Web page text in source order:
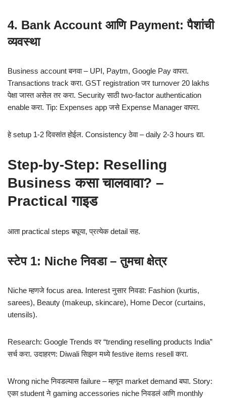
4. Bank Account आणि Payment: पैशांची
व्यवस्था
Business account बनवा – UPI, Paytm, Google Pay वापरा.
Transactions track करा. GST registration जर turnover 20 lakhs
पेक्षा जास्त असेल तर करा. Security साठी two-factor authentication
enable करा. Tip: Expenses app जसे Expense Manager वापरा.
हे setup 1-2 दिवसांत होईल. Consistency ठेवा – daily 2-3 hours द्या.
Step-by-Step: Reselling
Business कसा चालवावा? –
Practical गाइड
आता practical steps बघूया, प्रत्येक detail सह.
स्टेप 1: Niche निवडा – तुमचा क्षेत्र
Niche म्हणजे focus area. Interest नुसार निवडा: Fashion (kurtis,
sarees), Beauty (makeup, skincare), Home Decor (curtains,
utensils).
Research: Google Trends वर “trending reselling products India”
सर्च करा. उदाहरण: Diwali सिझन मध्ये festive items resell करा.
Wrong niche निवडल्यास failure – म्हणून market demand बघा. Story:
एका student ने gaming accessories niche निवडलं आणि monthly